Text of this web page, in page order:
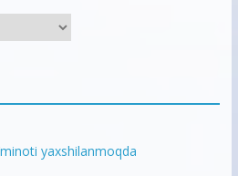
yaxshilanmoqda